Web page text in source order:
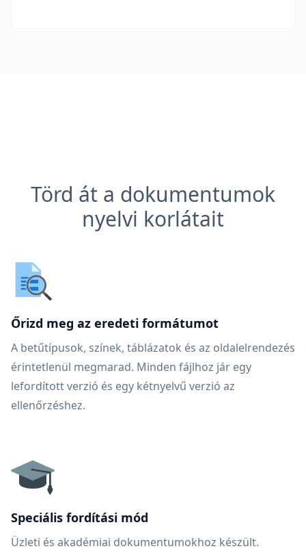
Törd át a dokumentumok
nyelvi korlátait
Őrizd meg az eredeti formátumot
A betűtípusok, színek, táblázatok és az oldalelrendezés
érintetlenül megmarad. Minden fájlhoz jár egy
lefordított verzió és egy kétnyelvű verzió az
ellenőrzéshez.
Speciális fordítási mód
Üzleti és akadémiai dokumentumokhoz készült.